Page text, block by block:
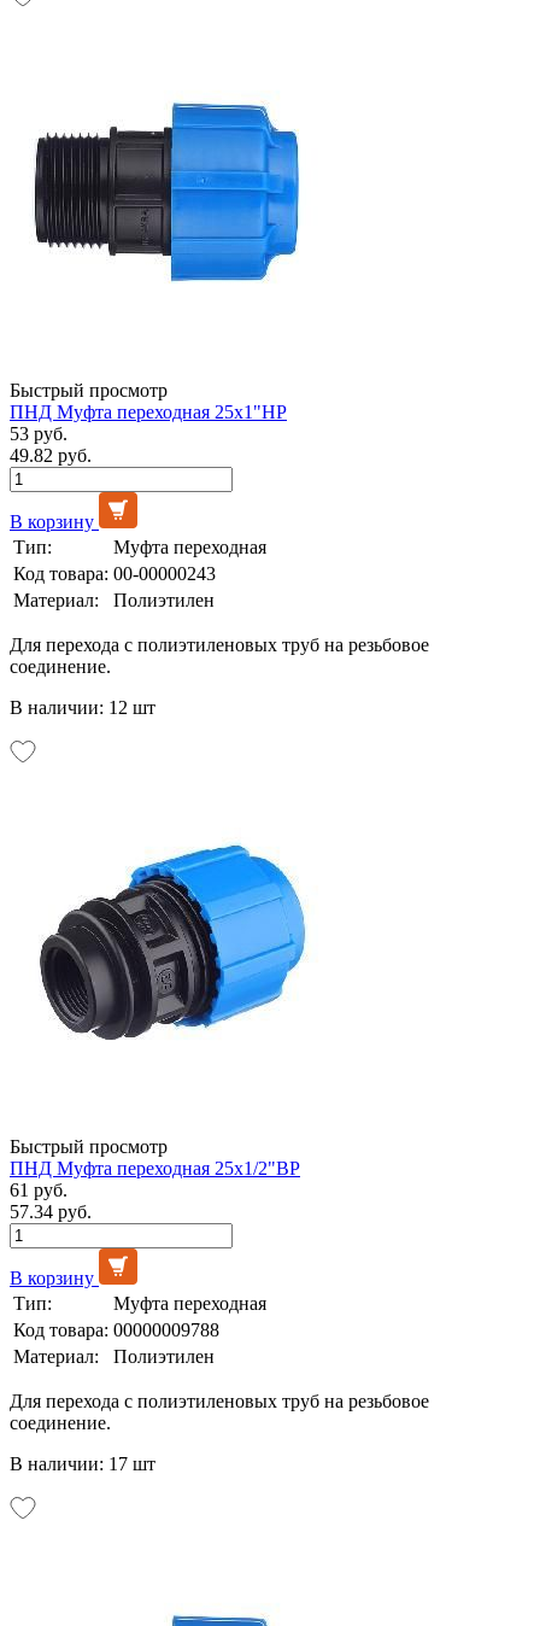
Быстрый просмотр
ПНД Муфта переходная 25х1"НР
53 руб.
49.82 руб.
В корзину
Тип:
Муфта переходная
Код товара: 00-00000243
Материал:
Полиэтилен
Для перехода с полиэтиленовых труб на резьбовое
соединение.
В наличии: 12 шт
Быстрый просмотр
ПНД Муфта переходная 25х1/2"ВР
61 руб.
57.34 руб.
В корзину
Тип:
Муфта переходная
Код товара: 00000009788
Материал:
Полиэтилен
Для перехода с полиэтиленовых труб на резьбовое
соединение.
В наличии: 17 шт